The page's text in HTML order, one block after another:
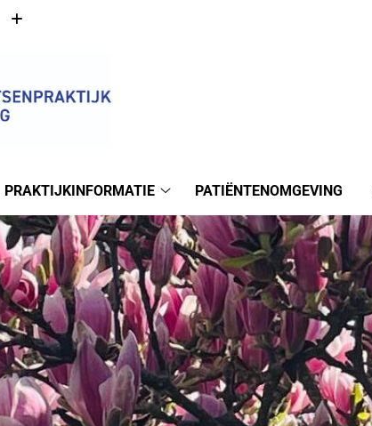
Tekst
PRAKTIJKINFORMATIE
submenu
PATIËNTENOMGEVING